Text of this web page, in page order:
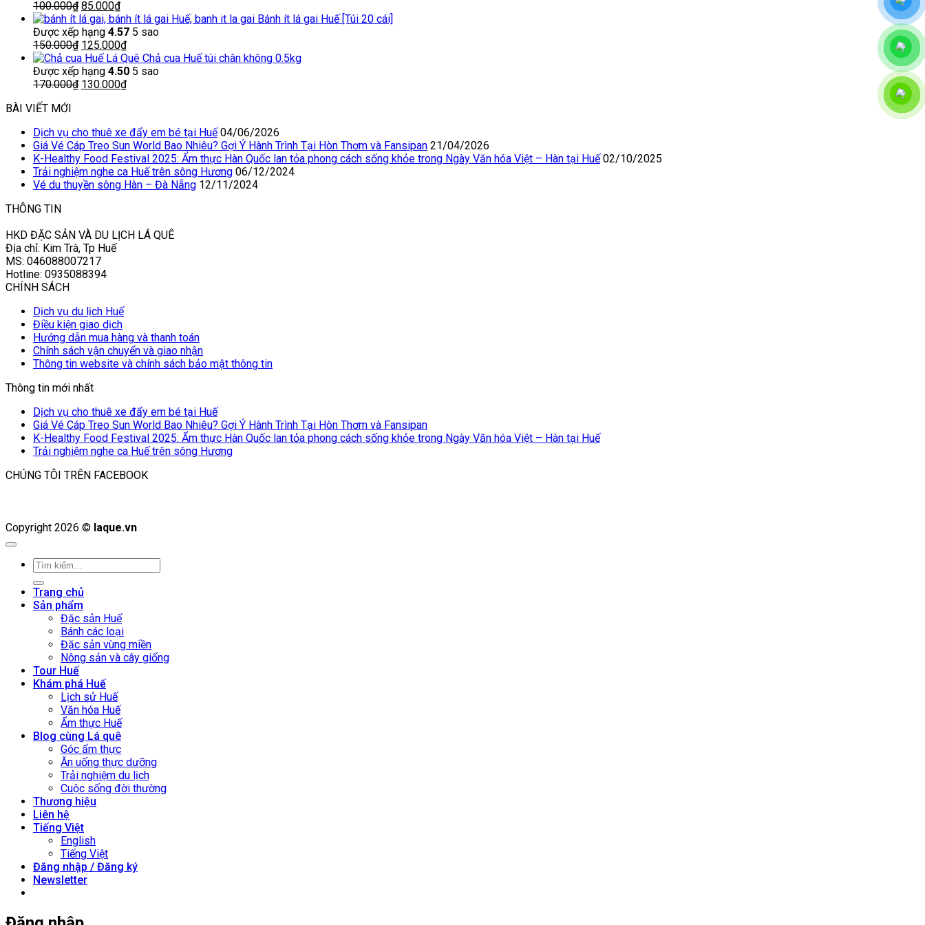
70.000₫.là:
55.000₫.
100.000₫ Giá
gốc
là:
100.000₫.
85.000₫Giá
hiện
tại
là:
85.000₫.
Bánh ít lá gai Huế [Túi 20 cái]
Được xếp hạng 4.57 5 sao
150.000₫ Giá
gốc
là:
150.000₫.
125.000₫Giá
hiện
tại
là:
Chả cua Huế túi chân không 0.5kg
Được xếp hạng 4.50 5 sao
170.000₫ Giá
130.000₫Giá
130.000₫.
BÀI VIẾT MỚI
Dịch vụ cho thuê xe đẩy em bé tại Huế 04/06/2026
Giá Vé Cáp Treo Sun World Bao Nhiêu? Gợi Ý Hành Trình Tại Hòn Thơm và Fansipan 21/04/2026
K-Healthy Food Festival 2025: Ẩm thực Hàn Quốc lan tỏa phong cách sống khỏe trong Ngày Văn hóa Việt – Hàn tại Huế 02/10/2025
Trải nghiệm nghe ca Huế trên sông Hương 06/12/2024
Vé du thuyền sông Hàn – Đà Nẵng 12/11/2024
THÔNG TIN
HKD ĐẶC SẢN VÀ DU LỊCH LÁ QUÊ
Địa chỉ: Kim Trà, Tp Huế
MS: 046088007217
Hotline: 0935088394
CHÍNH SÁCH
Dịch vụ du lịch Huế
Điều kiện giao dịch
Hướng dẫn mua hàng và thanh toán
Chính sách vận chuyển và giao nhận
Thông tin website và chính sách bảo mật thông tin
Thông tin mới nhất
Dịch vụ cho thuê xe đẩy em bé tại Huế
Giá Vé Cáp Treo Sun World Bao Nhiêu? Gợi Ý Hành Trình Tại Hòn Thơm và Fansipan
K-Healthy Food Festival 2025: Ẩm thực Hàn Quốc lan tỏa phong cách sống khỏe trong Ngày Văn hóa Việt – Hàn tại Huế
Trải nghiệm nghe ca Huế trên sông Hương
CHÚNG TÔI TRÊN FACEBOOK
Copyright 2026 © laque.vn
Tìm
Trang chủ
Sản phẩm
Đặc sản Huế
Bánh các loại
Đặc sản vùng miền
Nông sản và cây giống
Tour Huế
Khám phá Huế
Lịch sử Huế
Văn hóa Huế
Ẩm thực Huế
Blog cùng Lá quê
Góc ẩm thực
Ăn uống thực dưỡng
Trải nghiệm du lịch
Cuộc sống đời thường
Thương hiệu
Liên hệ
Tiếng Việt
English
Tiếng Việt
Đăng nhập / Đăng ký
Newsletter